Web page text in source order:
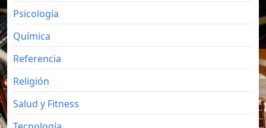
Psicología
Química
Referencia
Religión
Salud y Fitness